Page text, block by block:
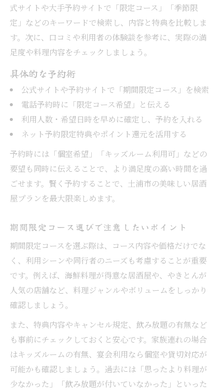
式サイトや大手予約サイトで「限定コース」「季節限
定」などのキーワードで検索し、内容と特典を比較しま
す。次に、口コミや利用者の体験談を参考に、実際の満
足度や料理内容をチェックしましょう。
具体的な予約術
公式サイトや予約サイトで「期間限定コース」を検索
電話予約時に「限定コース希望」と伝える
利用人数・希望日時を早めに確定し、予約を入れる
ネット予約限定特典やポイント還元を活用する
予約時には「個室希望」「キッズルーム利用可」などの
要望も同時に伝えることで、より満足度の高い時間を過
ごせます。賢く予約することで、土浦市の美味しい居酒
屋プランを最大限楽しめます。
期間限定コース選びで注意したいポイント
期間限定コースを選ぶ際は、コース内容や価格だけでな
く、利用シーンや同行者のニーズも考慮することが重要
です。例えば、海鮮料理が得意な居酒屋や、やきとんが
人気の店舗など、料理ジャンルやボリュームをしっかり
確認しましょう。
また、特典内容やキャンセル規定、飲み放題の有無など
も事前にチェックしておくと安心です。家族連れの場合
はキッズルームの有無、宴会利用なら個室や貸切対応が
可能かも確認しましょう。過去には「思ったより料理が
少なかった」「飲み放題が付いていなかった」といった